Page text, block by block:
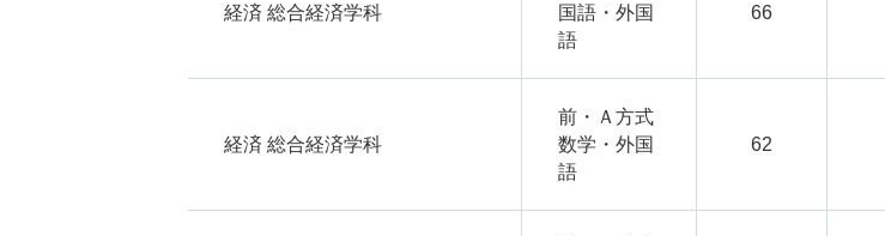
経済 総合経済学科
国語・外国
語
66
経済 総合経済学科
前・Ａ方式
数学・外国
語
62